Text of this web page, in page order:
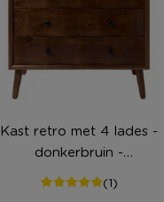
Kast retro met 4 lades -
donkerbruin -
87.5x80x40.5 cm
(1)